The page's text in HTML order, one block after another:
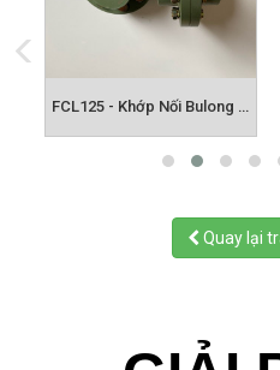
FCL125 - Khớp Nối Bulong FCL